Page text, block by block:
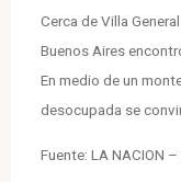
Cerca de Villa
Buenos Aires
En medio de un
desocupada se
Fuente: LA NACION